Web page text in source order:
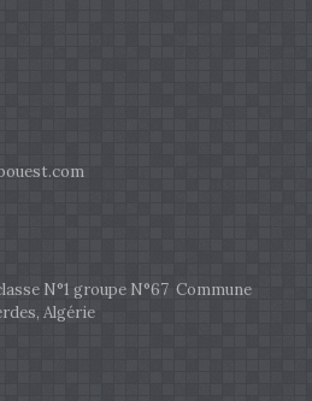
N°1 groupe N°67 Commune
Algérie